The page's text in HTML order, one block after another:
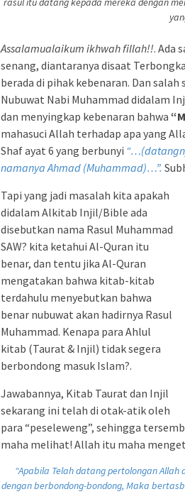
Assalamualaikum ikhwah fillah!!. Ada
senang, diantaranya disaat
berada di pihak kebenaran. Dan
Nubuwat Nabi Muhammad didalam
dan menyingkap kebenaran bahwa
mahasuci Allah terhadap apa yang
Shaf ayat 6 yang berbunyi
namanya Ahmad (Muhammad)…”.
Tapi yang jadi masalah kita apakah
didalam Alkitab Injil/Bible ada
disebutkan nama Rasul Muhammad
SAW? kita ketahui Al-Quran itu
benar, dan tentu jika Al-Quran
mengatakan bahwa kitab-kitab
terdahulu menyebutkan bahwa
benar nubuwat akan hadirnya Rasul
Muhammad. Kenapa para Ahlul
kitab (Taurat & Injil) tidak segera
berbondong masuk Islam?.
Jawabannya, Kitab Taurat dan Injil
sekarang ini telah di otak-atik oleh
para “peseleweng”, sehingga
maha melihat! Allah itu maha
“Apabila Telah datang pertolongan
dengan berbondong-bondong, Maka